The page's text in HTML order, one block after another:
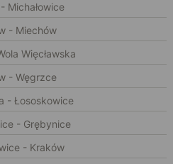
Michałowice
- Miechów
Więcławska
- Węgrzce
- Łososkowice
- Grębynice
- Kraków